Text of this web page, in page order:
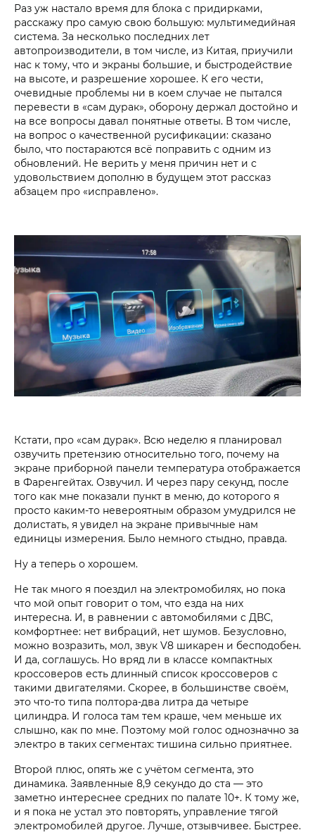
Раз уж настало время для блока с придирками,
расскажу про самую свою большую: мультимедийная
система. За несколько последних лет
автопроизводители, в том числе, из Китая, приучили
нас к тому, что и экраны большие, и быстродействие
на высоте, и разрешение хорошее. К его чести,
очевидные проблемы ни в коем случае не пытался
перевести в «сам дурак», оборону держал достойно и
на все вопросы давал понятные ответы. В том числе,
на вопрос о качественной русификации: сказано
было, что постараются всё поправить с одним из
обновлений. Не верить у меня причин нет и с
удовольствием дополню в будущем этот рассказ
абзацем про «исправлено».
Кстати, про «сам дурак». Всю неделю я планировал
озвучить претензию относительно того, почему на
экране приборной панели температура отображается
в Фаренгейтах. Озвучил. И через пару секунд, после
того как мне показали пункт в меню, до которого я
просто каким-то невероятным образом умудрился не
долистать, я увидел на экране привычные нам
единицы измерения. Было немного стыдно, правда.
Ну а теперь о хорошем.
Не так много я поездил на электромобилях, но пока
что мой опыт говорит о том, что езда на них
интересна. И, в равнении с автомобилями с ДВС,
комфортнее: нет вибраций, нет шумов. Безусловно,
можно возразить, мол, звук V8 шикарен и бесподобен.
И да, соглашусь. Но вряд ли в классе компактных
кроссоверов есть длинный список кроссоверов с
такими двигателями. Скорее, в большинстве своём,
это что-то типа полтора-два литра да четыре
цилиндра. И голоса там тем краше, чем меньше их
слышно, как по мне. Поэтому мой голос однозначно за
электро в таких сегментах: тишина сильно приятнее.
Второй плюс, опять же с учётом сегмента, это
динамика. Заявленные 8,9 секундо до ста — это
заметно интереснее средних по палате 10+. К тому же,
и я пока не устал это повторять, управление тягой
электромобилей другое. Лучше, отзывчивее. Быстрее.